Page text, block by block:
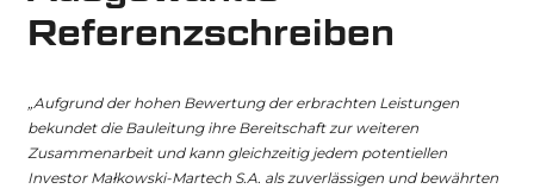
Referenzschreiben
„Aufgrund der hohen Bewertung der erbrachten Leistungen
bekundet die Bauleitung ihre Bereitschaft zur weiteren
Zusammenarbeit und kann gleichzeitig jedem potentiellen
Investor Małkowski-Martech S.A. als zuverlässigen und bewährten